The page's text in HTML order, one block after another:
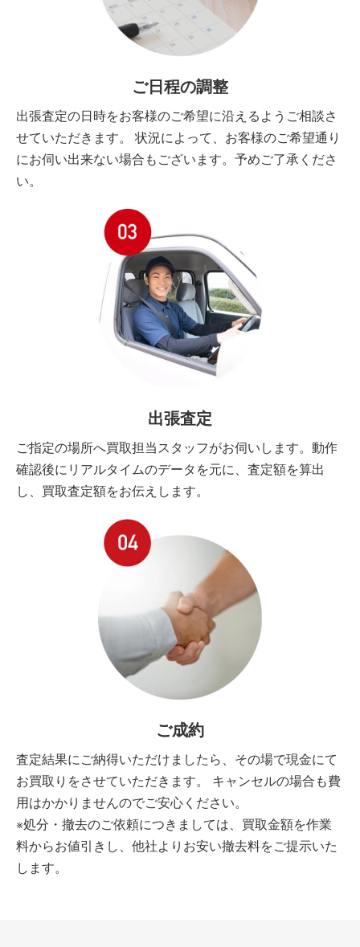
ご日程の調整
出張査定の日時をお客様のご希望に沿えるようご相談さ
せていただきます。 状況によって、お客様のご希望通り
にお伺い出来ない場合もございます。予めご了承くださ
い。
出張査定
ご指定の場所へ買取担当スタッフがお伺いします。動作
確認後にリアルタイムのデータを元に、査定額を算出
し、買取査定額をお伝えします。
ご成約
査定結果にご納得いただけましたら、その場で現金にて
お買取りをさせていただきます。 キャンセルの場合も費
用はかかりませんのでご安心ください。
※処分・撤去のご依頼につきましては、買取金額を作業
料からお値引きし、他社よりお安い撤去料をご提示いた
します。